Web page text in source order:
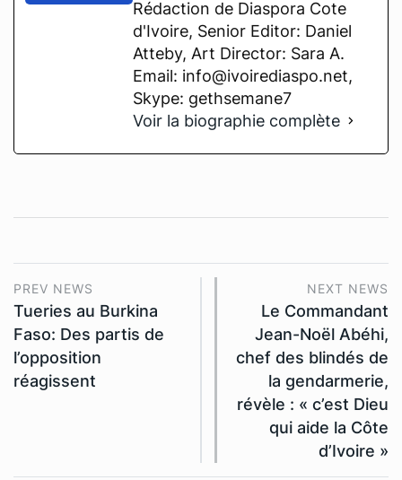
Rédaction de Diaspora Cote
d'Ivoire, Senior Editor: Daniel
Atteby, Art Director: Sara A.
Email: info@ivoirediaspo.net,
Skype: gethsemane7
Voir la biographie complète
PREV NEWS
Tueries au Burkina
Faso: Des partis de
l’opposition
réagissent
NEXT NEWS
Le Commandant
Jean-Noël Abéhi,
chef des blindés de
la gendarmerie,
révèle : « c’est Dieu
qui aide la Côte
d’Ivoire »